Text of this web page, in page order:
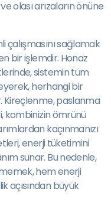
olası arızaların önüne
çalışmasını sağlamak
bir işlemdir. Honaz
sistemin tüm
herhangi bir
Kireçlenme, paslanma
kombinizin ömrünü
kaçınmanızı
enerji tüketimini
sunar. Bu nedenle,
hem enerji
açısından büyük